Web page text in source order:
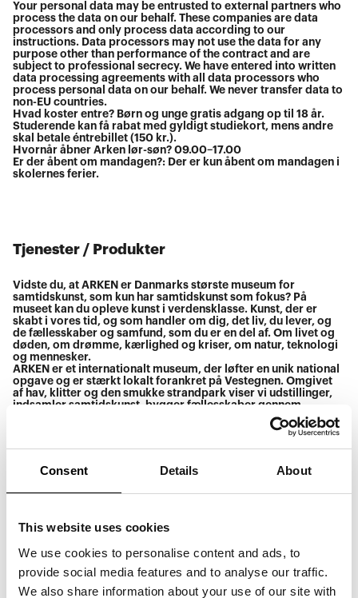
Consent Details About
This website uses cookies
We use cookies to personalise content and ads, to
provide social media features and to analyse our traffic.
We also share information about your use of our site with
Your personal data may be entrusted to external partners who
process the data on our behalf. These companies are data
processors and only process data according to our
instructions. Data processors may not use the data for any
purpose other than performance of the contract and are
subject to professional secrecy. We have entered into written
data processing agreements with all data processors who
process personal data on our behalf. We never transfer data to
non-EU countries.
Hvad koster entre? Børn og unge gratis adgang op til 18 år.
Studerende kan få rabat med gyldigt studiekort, mens andre
skal betale éntrebillet (150 kr.).
Hvornår åbner Arken lør-søn? 09.00–17.00
Er der åbent om mandagen?: Der er kun åbent om mandagen i
skolernes ferier.
Tjenester / Produkter
Vidste du, at ARKEN er Danmarks største museum for
samtidskunst, som kun har samtidskunst som fokus? På
museet kan du opleve kunst i verdensklasse. Kunst, der er
skabt i vores tid, og som handler om dig, det liv, du lever, og
de fællesskaber og samfund, som du er en del af. Om livet og
døden, om drømme, kærlighed og kriser, om natur, teknologi
og mennesker.
ARKEN er et internationalt museum, der løfter en unik national
opgave og er stærkt lokalt forankret på Vestegnen. Omgivet
af hav, klitter og den smukke strandpark viser vi udstillinger,
indsamler samtidskunst, bygger fællesskaber gennem
formidlingen af kunsten, bedriver forskning og danner ramme
for inspirerende oplevelser af både kunsten og naturen. For
internal rules in place regarding data security
Børn og unge gratis adgang op til 18 år. Studerende kan få
rabat med gyldigt studiekort, mens andre skal betale
éntrebillet (150 kr.).